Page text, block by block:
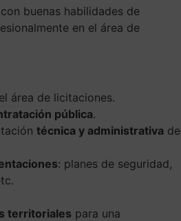
buenas habilidades de
en el área de
área de licitaciones.
pública.
técnica y administrativa de
: planes de seguridad,
territoriales para una